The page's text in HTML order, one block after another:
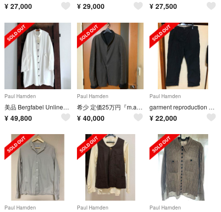
¥ 27,000 ¥ 29,000 ¥ 27,500
Paul Harnden
美品 Bergfabel Unlined Oversize coat White
¥ 49,800
Paul Harnden
希少 定価25万円『m.a＋』ショールカラーウールジャケット エムエークロス
¥ 40,000
Paul Harnden
garment reproduction of workers パンツ
¥ 22,000
Paul Harnden Paul Harnden Paul Harnden